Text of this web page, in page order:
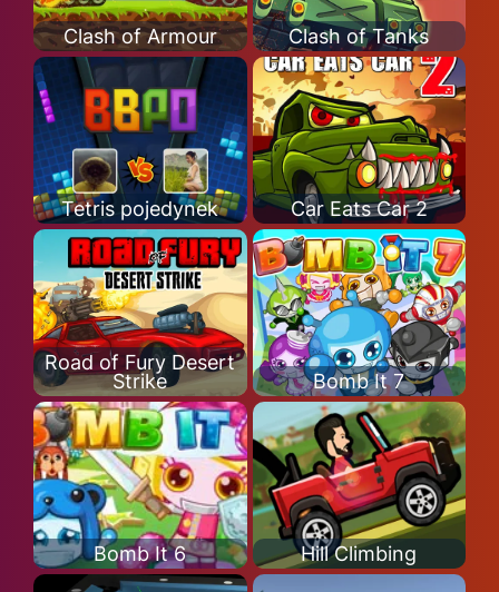
Clash of Armour Clash of Tanks
Tetris pojedynek Car Eats Car 2
Road of Fury Desert
Strike
Bomb It 7
Bomb It 6 Hill Climbing